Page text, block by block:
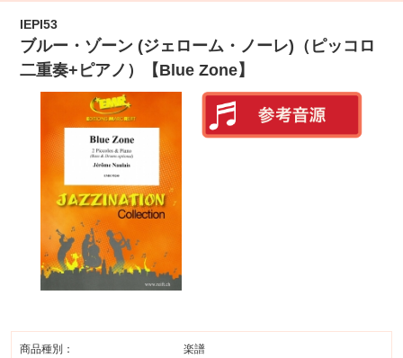
IEPI53
ブルー・ゾーン (ジェローム・ノーレ)（ピッコロ
二重奏+ピアノ）【Blue Zone】
商品種別：
楽譜